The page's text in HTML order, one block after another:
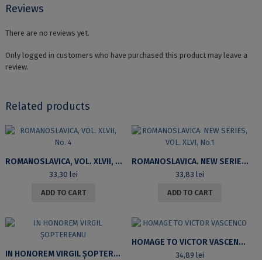
Reviews
There are no reviews yet.
Only logged in customers who have purchased this product may leave a
review.
Related products
ROMANOSLAVICA, VOL. XLVII, NO. 4
33,30 lei
ADD TO CART
ROMANOSLAVICA. NEW SERIES, VOL. XLVI, NO.1
33,83lei
ADD TO CART
IN HONOREM VIRGIL ȘOPTEREANU
HOMAGE TO VICTOR VASCENCO
34,89lei